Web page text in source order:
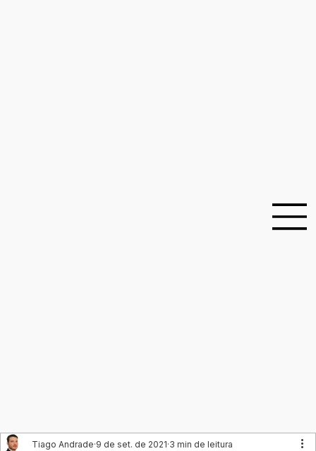
Tiago Andrade 9 de set. de 2021 3 min de leitura